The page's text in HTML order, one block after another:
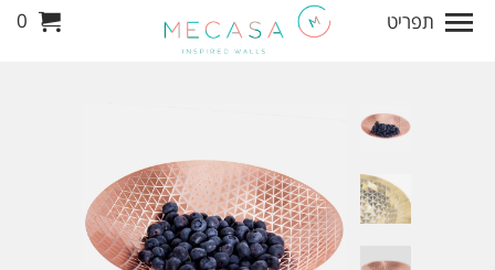
0 תפריט